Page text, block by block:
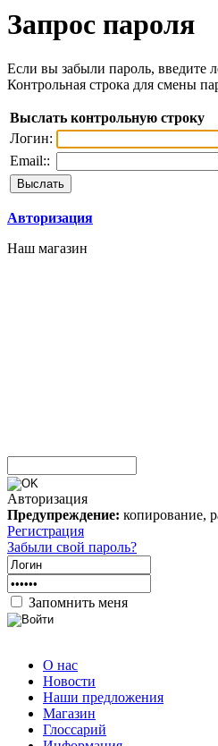
Запрос пароля
Если вы забыли пароль, введите
Контрольная строка для смены
Выслать контрольную строку
Логин:
Email::
Авторизация
Наш магазин
Авторизация
Предупреждение: копирование,
Регистрация
Забыли свой пароль?
Запомнить меня
О нас
Новости
Наши предложения
Магазин
Глоссарий